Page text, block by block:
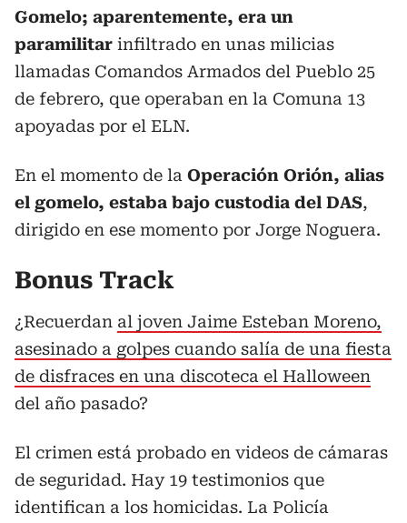
Gomelo; aparentemente, era un
paramilitar infiltrado en unas milicias
llamadas Comandos Armados del Pueblo 25
de febrero, que operaban en la Comuna 13
apoyadas por el ELN.
En el momento de la Operación Orión, alias
el gomelo, estaba bajo custodia del DAS,
dirigido en ese momento por Jorge Noguera.
Bonus Track
¿Recuerdan al joven Jaime Esteban Moreno,
asesinado a golpes cuando salía de una fiesta
de disfraces en una discoteca el Halloween
del año pasado?
El crimen está probado en videos de cámaras
de seguridad. Hay 19 testimonios que
identifican a los homicidas. La Policía